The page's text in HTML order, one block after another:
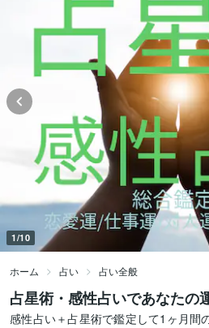
1/10
ホーム 占い 占い全般
占星術・感性占いであなたの
感性占い＋占星術で鑑定して1ヶ月間